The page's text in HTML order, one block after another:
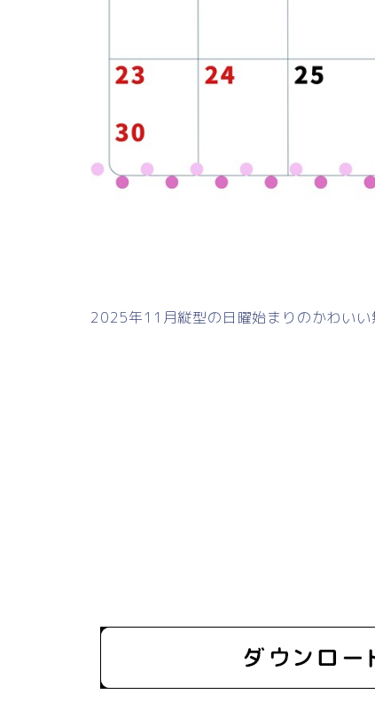
2025年11月縦型の日曜始まりのかわい